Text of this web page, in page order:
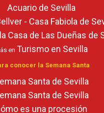
Acuario de Sevilla
- Casa Fabiola de
Casa de Las Dueñas de
en Turismo en Sevilla
conocer la Semana Santa
Santa de Sevilla
Santa de Sevilla
es una procesión